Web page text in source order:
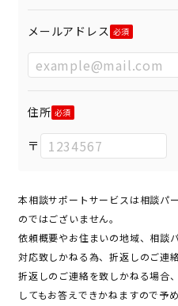
メールアドレス
住所
〒
本相談サポートサービスは相談パ
のではございません。
依頼概要やお住まいの地域、相談
対応致しかねる為、折返しのご連
折返しのご連絡を致しかねる場合
してもお答えできかねますので予